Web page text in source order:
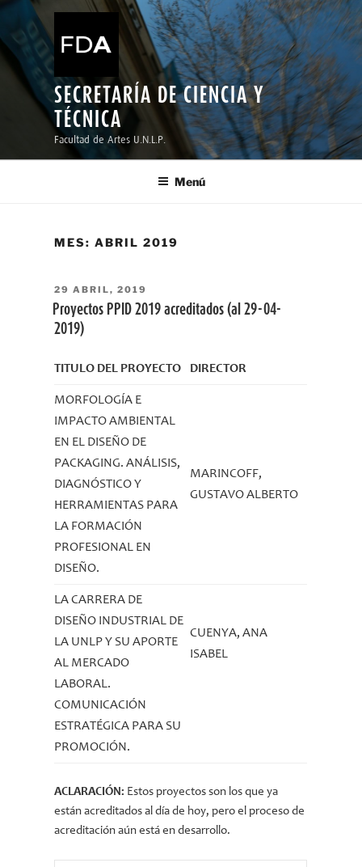
Ir
contenido
SECRETARÍA DE CIENCIA Y
TÉCNICA
Facultad de Artes U.N.L.P.
Menú
MES:ABRIL 2019
PUBLICADO
EL
29 ABRIL, 2019
Proyectos PPID 2019 acreditados (al 29-04-
2019)
TITULO DEL PROYECTO DIRECTOR
MORFOLOGÍA E
IMPACTO AMBIENTAL
EN EL DISEÑO DE
PACKAGING. ANÁLISIS,
DIAGNÓSTICO Y
HERRAMIENTAS PARA
LA FORMACIÓN
PROFESIONAL EN
DISEÑO.
MARINCOFF,
GUSTAVO ALBERTO
LA CARRERA DE
DISEÑO INDUSTRIAL DE
LA UNLP Y SU APORTE
AL MERCADO
LABORAL.
COMUNICACIÓN
ESTRATÉGICA PARA SU
PROMOCIÓN.
CUENYA, ANA
ISABEL
ACLARACIÓN: Estos proyectos son los que ya
están acreditados al día de hoy, pero el proceso de
acreditación aún está en desarrollo.